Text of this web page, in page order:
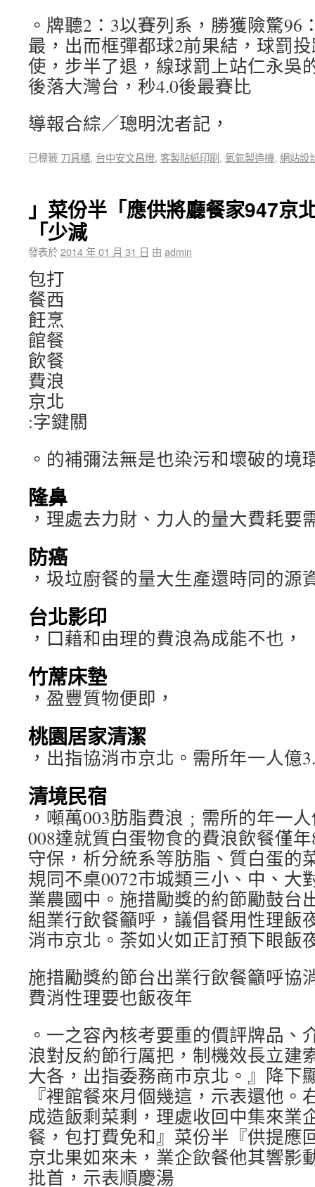
。牌聽2：3以賽列系，勝獲險驚96
最，出而框彈都球2前果結，球罰
使，步半了退，線球罰上站仁永吳
後落大灣台，秒4.0後最賽比
導報合綜／璁明沈者記，
已標籤 刀具櫃, 台中安文昌燈, 客製貼紙印刷, 氧氣製造機, 網站設
」菜份半「應供將廳餐家947
「少減
發表於2014 年 01 月 31 日 由 admin
包打
餐西
飪烹
館餐
飲餐
費浪
京北
:字鍵關
。的補彌法無是也染污和壞破的境
隆鼻
，理處去力財、力人的量大費耗要
防癌
，圾垃廚餐的量大生產還時同的源
台北影印
，口藉和由理的費浪為成能不也，
竹蓆床墊
，盈豐質物便即，
桃園居家清潔
，出指協消市京北。需所年一人億
清境民宿
，噸萬003肪脂費浪﹔需所的年一
008達就質白蛋物食的費浪飲餐僅
守保，析分統系等肪脂、質白蛋的
規同不桌0072市城類三小、中、大
業農國中。施措勵獎的約節勵鼓台
組業行飲餐籲呼，議倡餐用性理飯
消市京北。荼如火如正訂預下眼飯
施措勵獎約節台出業行飲餐籲呼協
費消性理要也飯夜年
。一之容內核考要重的價評牌品、
浪對反約節行厲把，制機效長立建
大各，出指委務商市京北。』降下
『裡館餐來月個幾這，示表還他。
成造飯剩菜剩，理處收回中集來業
餐，包打費免和』菜份半『供提應
京北果如來未，業企飲餐他其響影
批首，示表順慶湯